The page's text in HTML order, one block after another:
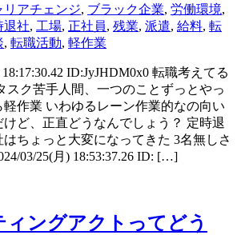
リアチェンジ, ブラック企業, 労働環境,
退社, 工場, 正社員, 残業, 派遣, 給料, 転
, 転職活動, 軽作業
ID:JyJHDM0x0 転職考えてる
スク苦手人間、一つのことずっとやっ
作業 いわゆるレーン作業的なの向い
ど、正直どうなんでしょう？ 定時退
ちょっと大変になってきた 3名無しさ
03/25(月) 18:53:37.26 ID: […]
ングアクトってどう